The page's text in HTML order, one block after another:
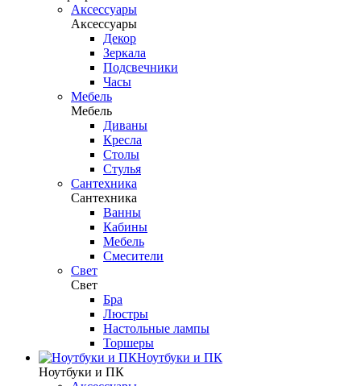
Аксессуары
Аксессуары
Декор
Зеркала
Подсвечники
Часы
Мебель
Мебель
Диваны
Кресла
Столы
Стулья
Сантехника
Сантехника
Ванны
Кабины
Мебель
Смесители
Свет
Свет
Бра
Люстры
Настольные лампы
Торшеры
Ноутбуки и ПК
Ноутбуки и ПК